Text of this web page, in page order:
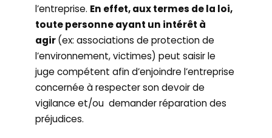
l’entreprise. En effet, aux termes de la loi,
toute personne ayant un intérêt à
agir(ex: associations de protection de
l’environnement, victimes) peut saisir le
juge compétent afin d’enjoindre l’entreprise
concernée à respecter son devoir de
vigilance et/ou demander réparation des
préjudices.